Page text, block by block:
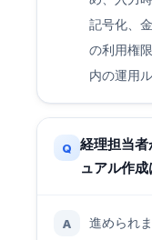
記号化、
の利用権
内の運用
Q
経理担当
ュアル作
A
進められ